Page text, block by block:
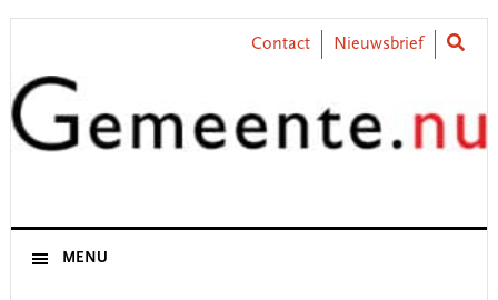
Skip
primary
navigation
Skip
content
Skip
primary
sidebar
Skip
footer
Contact Nieuwsbrief
MENU